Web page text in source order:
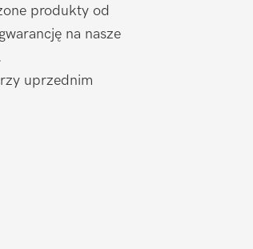
produkty od
na nasze
uprzednim